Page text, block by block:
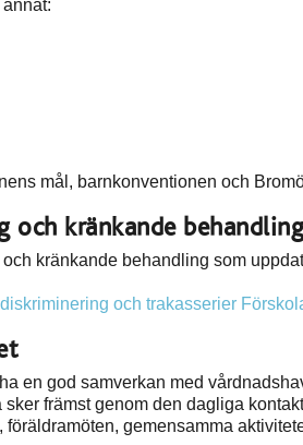
mål, barnkonventionen och
och kränkande behandling
kränkande behandling som
och trakasserier
en god samverkan med
främst genom den dagliga
gemensamma